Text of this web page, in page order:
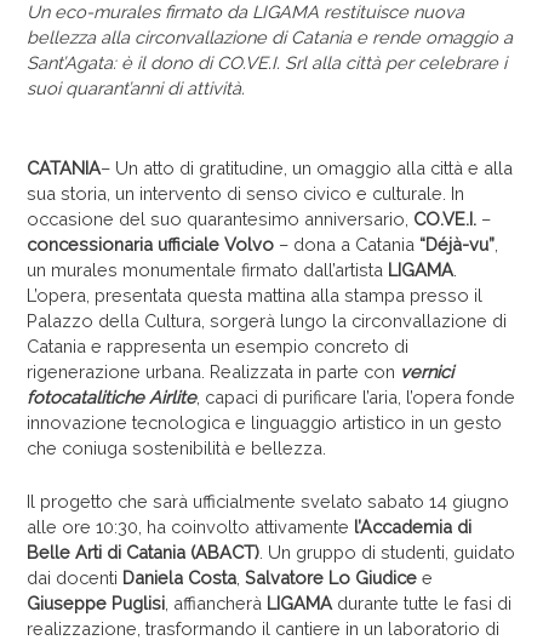
Un eco-murales firmato da LIGAMA restituisce nuova
bellezza alla circonvallazione di Catania e rende omaggio a
Sant’Agata: è il dono di CO.VE.I. Srl alla città per celebrare i
suoi quarant’anni di attività.
CATANIA– Un atto di gratitudine, un omaggio alla città e alla
sua storia, un intervento di senso civico e culturale. In
occasione del suo quarantesimo anniversario, CO.VE.I. –
concessionaria ufficiale Volvo – dona a Catania “Déjà-vu”
un murales monumentale firmato dall’artista LIGAMA
L’opera, presentata questa mattina alla stampa presso il
Palazzo della Cultura, sorgerà lungo la circonvallazione di
Catania e rappresenta un esempio concreto di
rigenerazione urbana. Realizzata in parte con vernici
fotocatalitiche Airlite, capaci di purificare l’aria, l’opera fonde
innovazione tecnologica e linguaggio artistico in un gesto
che coniuga sostenibilità e bellezza.
Il progetto che sarà ufficialmente svelato sabato 14 giugno
alle ore 10:30, ha coinvolto attivamente l’Accademia di
Belle Arti di Catania (ABACT) . Un gruppo di studenti, guidato
dai docenti Daniela Costa ,Salvatore Lo Giudice e
Giuseppe Puglisi , affiancherà LIGAMA durante tutte le fasi di
realizzazione, trasformando il cantiere in un laboratorio di